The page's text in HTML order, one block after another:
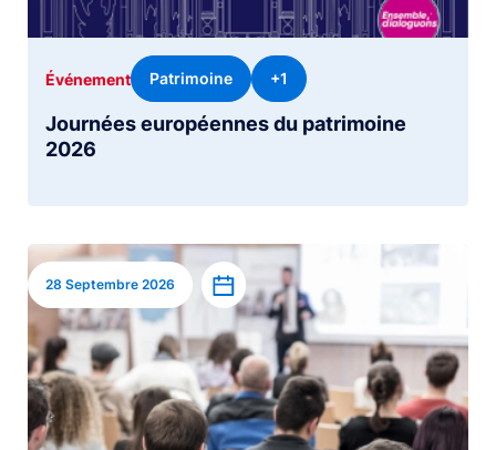
Journées européennes du patrimoine
2026
Événement Patrimoine +1
Image
28 Septembre 2026 Ajouter à l’agenda